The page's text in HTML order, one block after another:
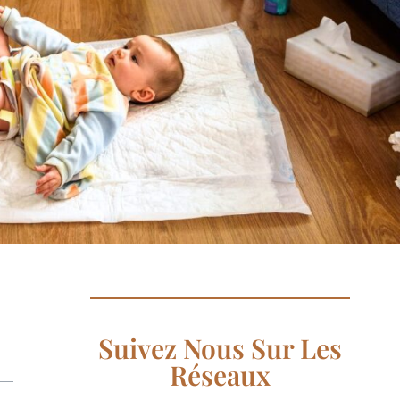
Suivez Nous Sur Les
Réseaux